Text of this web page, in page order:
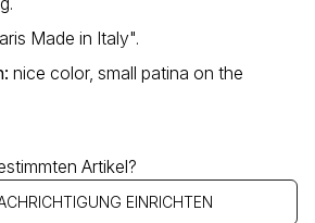
Made in Italy".
: nice color, small patina on the
Artikel?
EINRICHTEN